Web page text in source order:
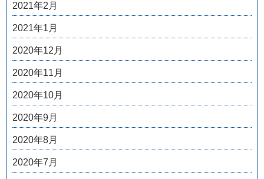
2021年2月
2021年1月
2020年12月
2020年11月
2020年10月
2020年9月
2020年8月
2020年7月